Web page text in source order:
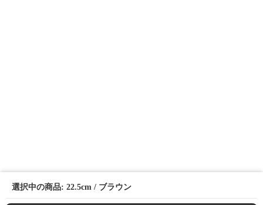
選択中の商品: 22.5cm / ブラウン